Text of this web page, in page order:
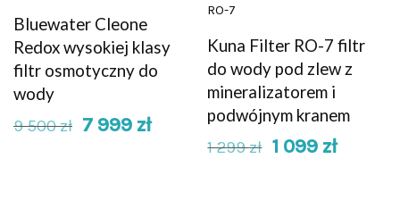
Bluewater Cleone
Redox wysokiej klasy
filtr osmotyczny do
wody
9 500zł 7 999 zł
Kuna Filter RO-7 filtr
do wody pod zlew z
mineralizatorem i
podwójnym kranem
1 299zł 1 099 zł